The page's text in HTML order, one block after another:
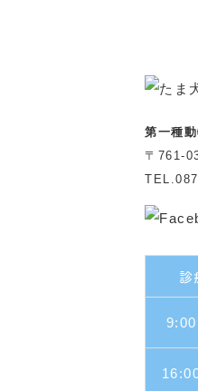
第一種
〒761-
診